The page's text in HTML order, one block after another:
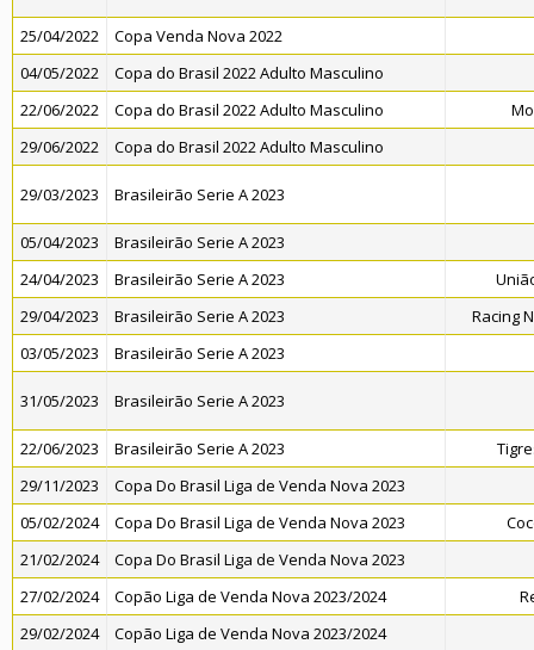
25/04/2022
Copa Venda Nova 2022
04/05/2022
Copa do Brasil 2022 Adulto Masculino
22/06/2022
Copa do Brasil 2022 Adulto Masculino
29/06/2022
Copa do Brasil 2022 Adulto Masculino
29/03/2023 Brasileirão Serie A 2023
05/04/2023
Brasileirão Serie A 2023
24/04/2023
Brasileirão Serie A 2023
29/04/2023
Brasileirão Serie A 2023
Racing
03/05/2023
Brasileirão Serie A 2023
31/05/2023 Brasileirão Serie A 2023
22/06/2023 Brasileirão Serie A 2023
29/11/2023
Copa Do Brasil Liga de Venda Nova 2023
05/02/2024
Copa Do Brasil Liga de Venda Nova 2023
21/02/2024
Copa Do Brasil Liga de Venda Nova 2023
27/02/2024
Copão Liga de Venda Nova 2023/2024
29/02/2024
Copão Liga de Venda Nova 2023/2024